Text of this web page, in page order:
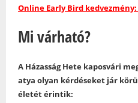
Online Early Bird kedvezmény:
Mi várható?
A Házasság Hete kaposvári
atya olyan kérdéseket jár
életét érintik: